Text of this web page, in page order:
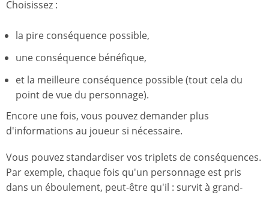
Choisissez :
la pire conséquence possible,
une conséquence bénéfique,
et la meilleure conséquence possible (tout cela du
point de vue du personnage).
Encore une fois, vous pouvez demander plus
d'informations au joueur si nécessaire.
Vous pouvez standardiser vos triplets de conséquences.
Par exemple, chaque fois qu'un personnage est pris
dans un éboulement, peut-être qu'il : survit à grand-